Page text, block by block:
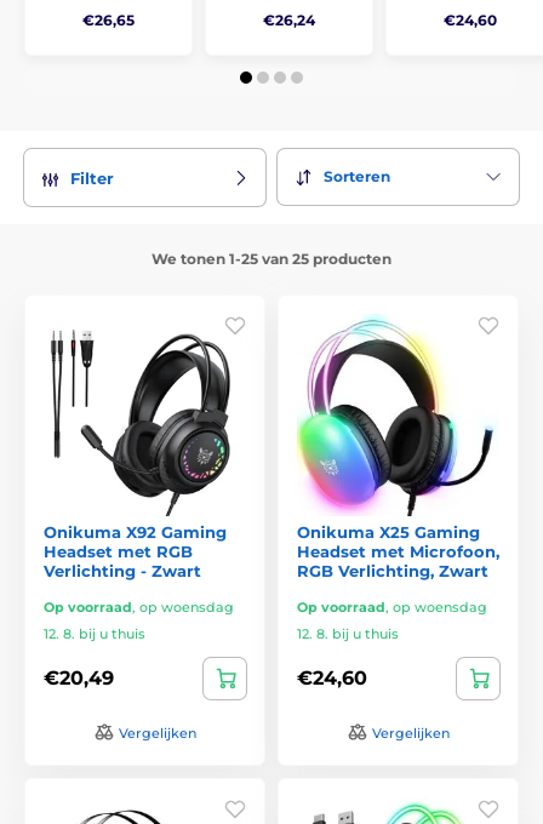
€26,65
€26,24 €24,60
Filter Sorteren
We tonen 1-25 van 25 producten
Onikuma X92 Gaming
Headset met RGB
Verlichting - Zwart
Op voorraad, op woensdag
12. 8. bij u thuis
€20,49
Vergelijken
Onikuma X25 Gaming
Headset met Microfoon,
RGB Verlichting, Zwart
Op voorraad, op woensdag
12. 8. bij u thuis
€24,60
Vergelijken